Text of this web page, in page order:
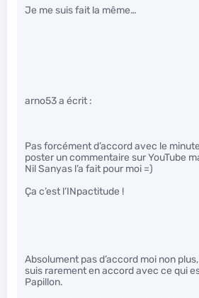
Je me suis fait la même…
arno53 a écrit :
Pas forcément d’accord avec le
poster un commentaire sur YouTube
Nil Sanyas l’a fait pour moi =)
Ça c’est l’INpactitude !
Absolument pas d’accord moi non
suis rarement en accord avec ce qui
Papillon.